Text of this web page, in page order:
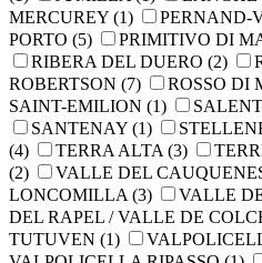
MERCUREY (1) PERNAND-
PORTO (5) PRIMITIVO DI
RIBERA DEL DUERO (2)
ROBERTSON (7) ROSSO DI
SAINT-EMILION (1)
SANTENAY (1)
(4)
TERRA ALTA (3)
(2)
VALLE DEL
LONCOMILLA (3) VALLE
DEL RAPEL / VALLE DE
TUTUVEN (1)